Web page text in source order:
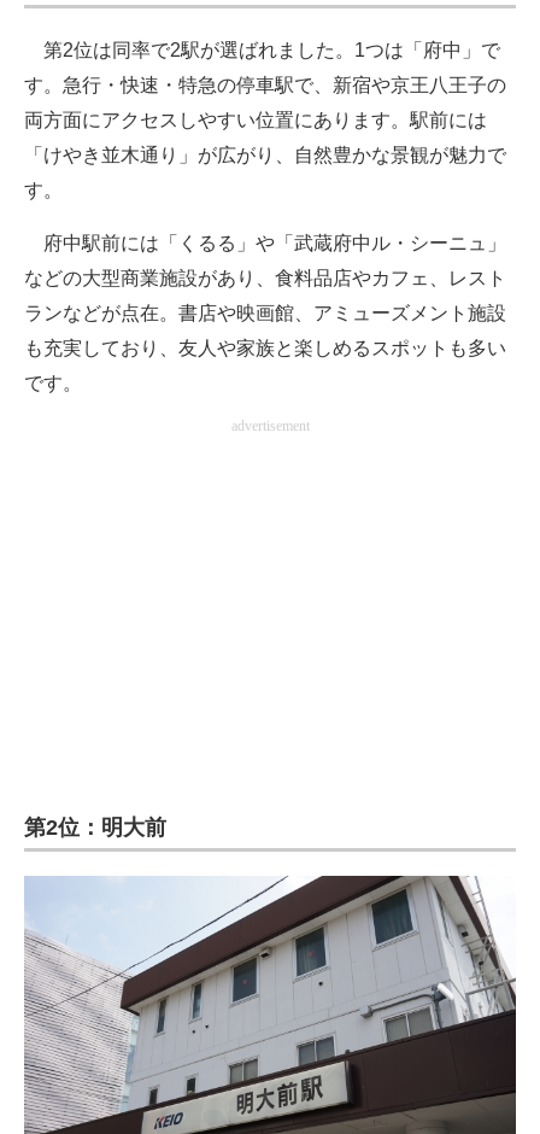
ちょっと気になるネットの話題
第2位は同率で2駅が選ばれました。1つは「府中」で
す。急行・快速・特急の停車駅で、新宿や京王八王子の
両方面にアクセスしやすい位置にあります。駅前には
「けやき並木通り」が広がり、自然豊かな景観が魅力で
す。
府中駅前には「くるる」や「武蔵府中ル・シーニュ」
などの大型商業施設があり、食料品店やカフェ、レスト
ランなどが点在。書店や映画館、アミューズメント施設
も充実しており、友人や家族と楽しめるスポットも多い
です。
advertisement
第2位：明大前